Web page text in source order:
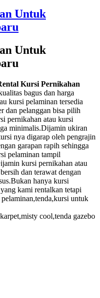
Untuk
Untuk
Kursi Pernikahan
bagus dan harga
kursi pelaminan tersedia
dan pelanggan bisa pilih
pernikahan atau kursi
minimalis.Dijamin ukiran
nya digarap oleh pengrajin
garapan rapih sehingga
pelaminan tampil
kursi pernikahan atau
dan terawat dengan
hanya kursi
kami rentalkan tetapi
untuk
cool,tenda gazebo